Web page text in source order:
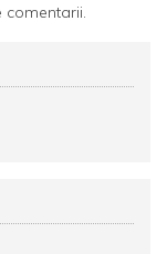
comentarii.